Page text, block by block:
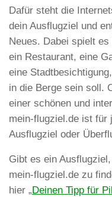
Dafür steht die
dein Ausflugziel und
Neues. Dabei spielt
ein Restaurant, eine
eine
in die Berge sein soll.
einer schönen und
mein-flugziel.de ist für
Ausflugziel oder
Gibt es ein
mein-flugziel.de zu
hier „ Deinen Tipp für